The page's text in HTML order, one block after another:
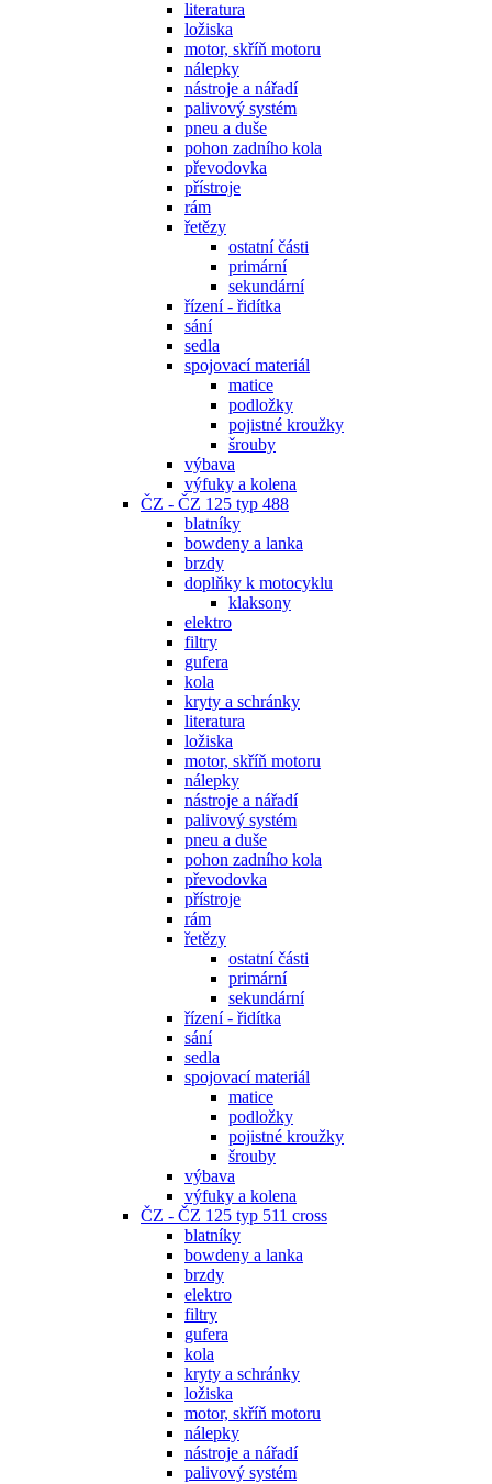
literatura
ložiska
motor, skříň motoru
nálepky
nástroje a nářadí
palivový systém
pneu a duše
pohon zadního kola
převodovka
přístroje
rám
řetězy
ostatní části
primární
sekundární
řízení - řidítka
sání
sedla
spojovací materiál
matice
podložky
pojistné kroužky
šrouby
výbava
výfuky a kolena
ČZ - ČZ 125 typ 488
blatníky
bowdeny a lanka
brzdy
doplňky k motocyklu
klaksony
elektro
filtry
gufera
kola
kryty a schránky
literatura
ložiska
motor, skříň motoru
nálepky
nástroje a nářadí
palivový systém
pneu a duše
pohon zadního kola
převodovka
přístroje
rám
řetězy
ostatní části
primární
sekundární
řízení - řidítka
sání
sedla
spojovací materiál
matice
podložky
pojistné kroužky
šrouby
výbava
výfuky a kolena
ČZ - ČZ 125 typ 511 cross
blatníky
bowdeny a lanka
brzdy
elektro
filtry
gufera
kola
kryty a schránky
ložiska
motor, skříň motoru
nálepky
nástroje a nářadí
palivový systém